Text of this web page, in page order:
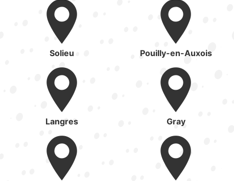
Solieu Pouilly-en-Auxois
Langres Gray